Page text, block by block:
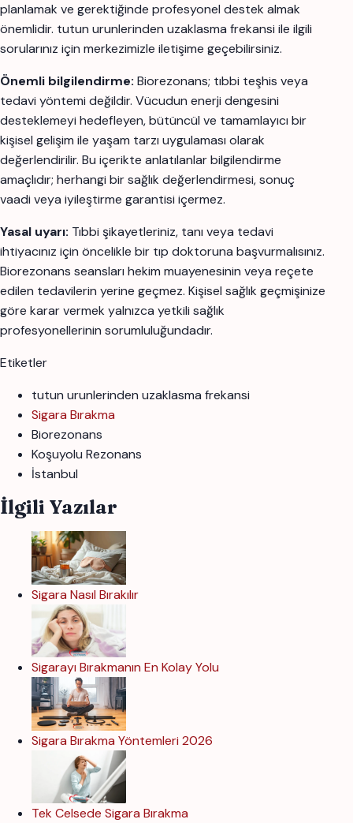
planlamak ve gerektiğinde profesyonel destek almak
önemlidir. tutun urunlerinden uzaklasma frekansi ile ilgili
sorularınız için merkezimizle iletişime geçebilirsiniz.
Önemli bilgilendirme: Biorezonans; tıbbi teşhis veya
tedavi yöntemi değildir. Vücudun enerji dengesini
desteklemeyi hedefleyen, bütüncül ve tamamlayıcı bir
kişisel gelişim ile yaşam tarzı uygulaması olarak
değerlendirilir. Bu içerikte anlatılanlar bilgilendirme
amaçlıdır; herhangi bir sağlık değerlendirmesi, sonuç
vaadi veya iyileştirme garantisi içermez.
Yasal uyarı: Tıbbi şikayetleriniz, tanı veya tedavi
ihtiyacınız için öncelikle bir tıp doktoruna başvurmalısınız.
Biorezonans seansları hekim muayenesinin veya reçete
edilen tedavilerin yerine geçmez. Kişisel sağlık geçmişinize
göre karar vermek yalnızca yetkili sağlık
profesyonellerinin sorumluluğundadır.
Etiketler
tutun urunlerinden uzaklasma frekansi
Sigara Bırakma
Biorezonans
Koşuyolu Rezonans
İstanbul
İlgili Yazılar
Sigara Nasıl Bırakılır
Sigarayı Bırakmanın En Kolay Yolu
Sigara Bırakma Yöntemleri 2026
Tek Celsede Sigara Bırakma